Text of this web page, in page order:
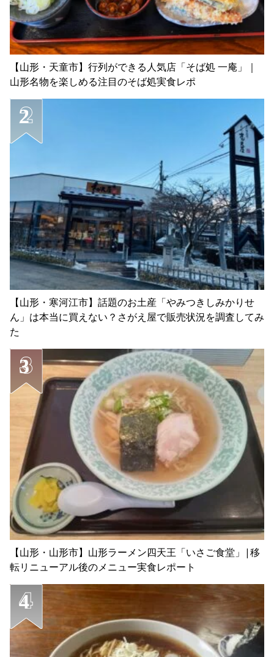
【山形・天童市】行列ができる人気店「そば処 一庵」｜
山形名物を楽しめる注目のそば処実食レポ
【山形・寒河江市】話題のお土産「やみつきしみかりせ
ん」は本当に買えない？さがえ屋で販売状況を調査してみ
た
【山形・山形市】山形ラーメン四天王「いさご食堂」|移
転リニューアル後のメニュー実食レポート